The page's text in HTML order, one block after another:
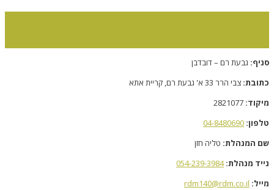
ראשי» מעון יום בקריית אתא – גבעת רם סניף: גבעת רם – דובדבן
כתובת: צבי הרר 33 א' גבעת רם, קריית אתא
מיקוד: 2821077
טלפון: 04-8480690
שם המנהלת: טליה חזן
נייד מנהלת: 054-239-3984
מייל: rdm140@rdm.co.il